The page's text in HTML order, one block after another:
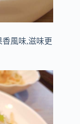
風味,滋味更